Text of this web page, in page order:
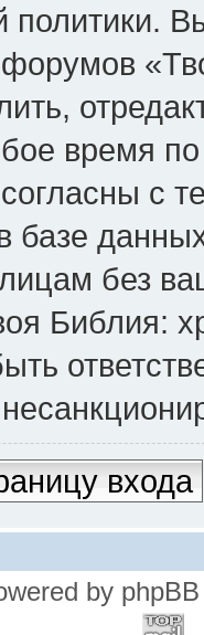
политики.
время
с
базе
без
Библия:
входа
by